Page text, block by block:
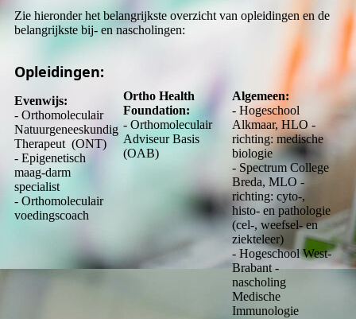
Zie hieronder het belangrijkste overzicht van opleidingen en de
belangrijkste bij- en nascholingen:
Opleidingen:
Evenwijs:
- Orthomoleculair
Natuurgeneeskundig
Therapeut (ONT)
- Epigenetisch
maag-darm
specialist
- Orthomoleculair
voedingscoach
Ortho Health
Foundation:
- Orthomoleculair
Adviseur Basis
(OAB)
Algemeen:
- Hogeschool
Alkmaar, HLO -
richting: medische
biologie
- Spectrum College
Breda, MLO -
richting: cyto-,
histo- en pathologie
(cel-, weefsel- en
ziekteleer)
- Hogeschool West-
Brabant -
nascholing
Medische
Immunologie